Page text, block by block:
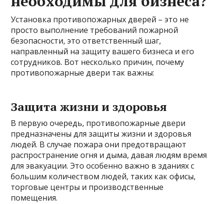
Установка противопожарных дверей – это не
просто выполнение требований пожарной
безопасности, это ответственный шаг,
направленный на защиту вашего бизнеса и его
сотрудников. Вот несколько причин, почему
противопожарные двери так важны:
Защита жизни и здоровья
В первую очередь, противопожарные двери
предназначены для защиты жизни и здоровья
людей. В случае пожара они предотвращают
распространение огня и дыма, давая людям время
для эвакуации. Это особенно важно в зданиях с
большим количеством людей, таких как офисы,
торговые центры и производственные
помещения.